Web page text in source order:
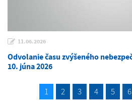
11.06.2026
Odvolanie času zvýšeného
10. júna 2026
1 2 3 4 5 6